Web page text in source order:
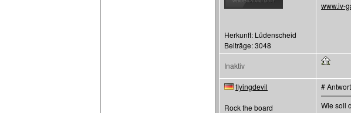
Herkunft: Lüdenscheid
Beiträge: 3048
www.iv-
Inaktiv
flyingdevil
Rock the board
#
Wie soll